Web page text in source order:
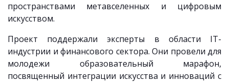
пространствами метавселенных и цифровым
искусством.
Проект поддержали эксперты в области IT-
индустрии и финансового сектора. Они провели для
молодежи образовательный марафон,
посвященный интеграции искусства и инноваций с